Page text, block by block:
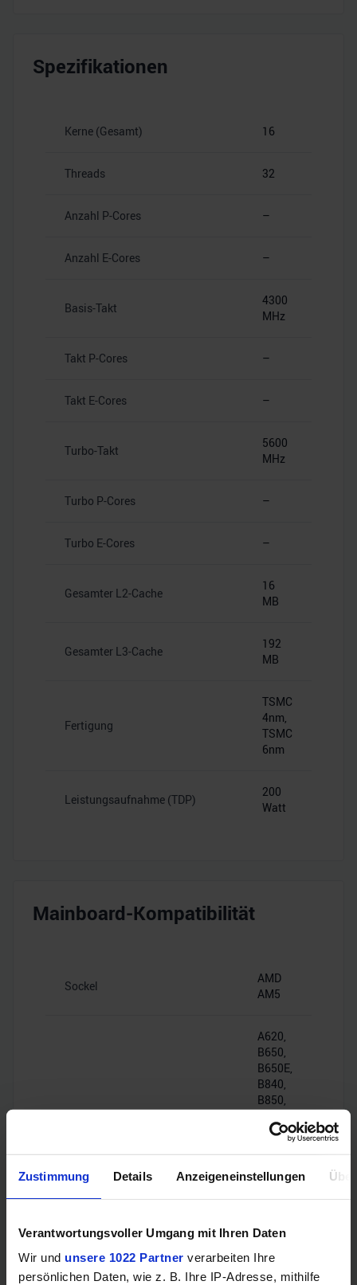
Zustimmung Details Anzeigeneinstellungen
Verantwortungsvoller Umgang mit Ihren Daten
Wir und unsere 1022 Partner verarbeiten Ihre
persönlichen Daten, wie z. B. Ihre IP-Adresse, mithilfe
Spezifikationen
Kerne (Gesamt) 16
Threads 32
Anzahl P-Cores –
Anzahl E-Cores –
Basis-Takt
4300
MHz
Takt P-Cores –
Takt E-Cores –
Turbo-Takt
5600
MHz
Turbo P-Cores –
Turbo E-Cores –
Gesamter L2-Cache
16
MB
Gesamter L3-Cache
192
MB
Fertigung
TSMC
4nm,
TSMC
6nm
Leistungsaufnahme (TDP)
200
Watt
Mainboard-Kompatibilität
Sockel
AMD
AM5
A620,
B650,
B650E,
B840,
B850,
X670E,
PRO
600
PRO
[OEM]